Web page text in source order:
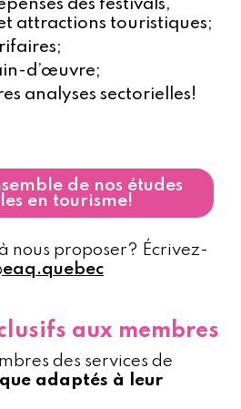
des festivals,
attractions touristiques;
d’œuvre;
analyses sectorielles!
de nos études
en tourisme!
nous proposer? Écrivez-
aux membres
des services de
adaptés à leur